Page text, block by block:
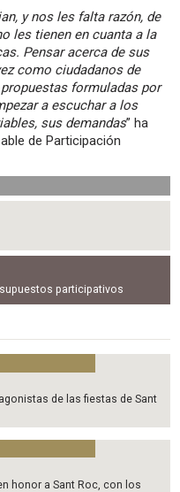
y nos les falta razón, de
les tienen en cuanta a la
Pensar acerca de sus
como ciudadanos de
formuladas por
a escuchar a los
sus demandas” ha
de Participación
participativos
de las fiestas de Sant
honor a Sant Roc, con los